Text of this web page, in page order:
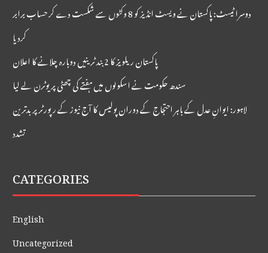
دوسرا ٹیسٹ: پاکستان نے ویسٹ انڈیز کو 8 وکٹوں سے شکست دے کر حساب برابر
کردیا
پاکستان ریلویز کا 2 بند ٹرینیں دوبارہ چلانے کا اعلان
سندھ حکومت نے اسکولوں میں ہفتے کی چھٹی پر یوٹرن لے لیا
لاہور: ایوانِ عدل کے باہر احتجاج کے دوران پولیس کا آج نیوز کے رپورٹر پر بدترین
تشدد
CATEGORIES
English
Uncategorized